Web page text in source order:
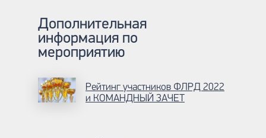
Дополнительная
информация по
мероприятию
Рейтинг участников ФЛРД 2022
и КОМАНДНЫЙ ЗАЧЕТ